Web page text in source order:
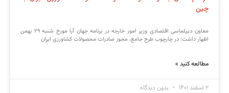
چین
معاون دیپلماسی اقتصادی وزیر امور خارجه در برنامه جهان آرا مورخ شنبه ۲۹ بهمن
اظهار داشت: در چارچوب طرح جامع، مجوز صادرات محصولات کشاورزی ایران
مطالعه کنید »
۲ اسفند ۱۴۰۱ بدون دیدگاه